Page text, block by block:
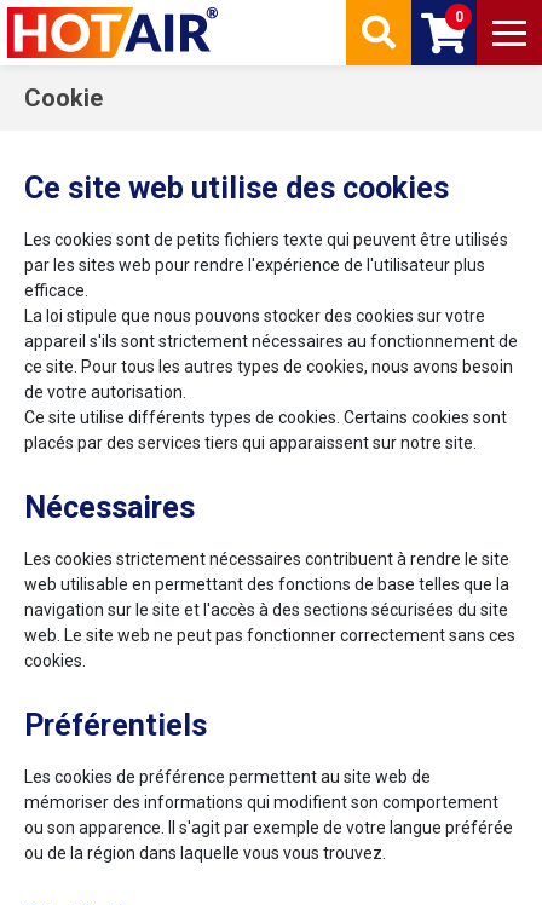
0
Cookie
Ce site web utilise des cookies
Les cookies sont de petits fichiers texte qui peuvent être utilisés
par les sites web pour rendre l'expérience de l'utilisateur plus
efficace.
La loi stipule que nous pouvons stocker des cookies sur votre
appareil s'ils sont strictement nécessaires au fonctionnement de
ce site. Pour tous les autres types de cookies, nous avons besoin
de votre autorisation.
Ce site utilise différents types de cookies. Certains cookies sont
placés par des services tiers qui apparaissent sur notre site.
Nécessaires
Les cookies strictement nécessaires contribuent à rendre le site
web utilisable en permettant des fonctions de base telles que la
navigation sur le site et l'accès à des sections sécurisées du site
web. Le site web ne peut pas fonctionner correctement sans ces
cookies.
Préférentiels
Les cookies de préférence permettent au site web de
mémoriser des informations qui modifient son comportement
ou son apparence. Il s'agit par exemple de votre langue préférée
ou de la région dans laquelle vous vous trouvez.